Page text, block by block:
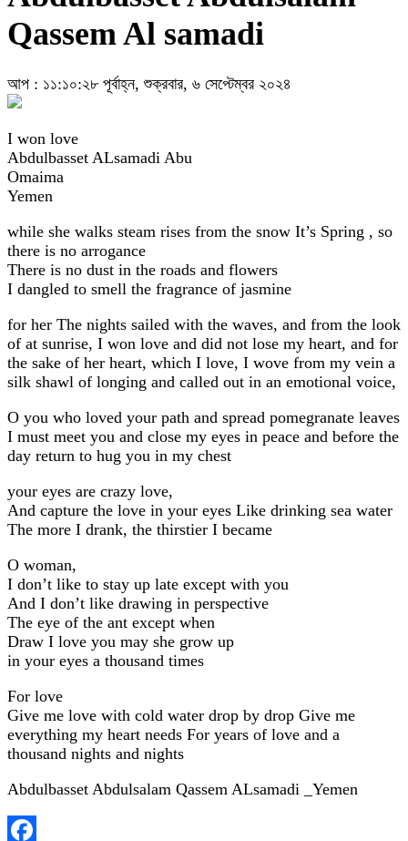
Qassem Al samadi
আপ : ১১:১০:২৮ পূর্বাহ্ন, শুক্রবার, ৬ সেপ্টেম্বর ২০২৪
I won love
Abdulbasset ALsamadi Abu
Omaima
Yemen
while she walks steam rises from the snow It’s Spring , so
there is no arrogance
There is no dust in the roads and flowers
I dangled to smell the fragrance of jasmine
for her The nights sailed with the waves, and from the look
of at sunrise, I won love and did not lose my heart, and for
the sake of her heart, which I love, I wove from my vein a
silk shawl of longing and called out in an emotional voice,
O you who loved your path and spread pomegranate leaves
I must meet you and close my eyes in peace and before the
day return to hug you in my chest
your eyes are crazy love,
And capture the love in your eyes Like drinking sea water
The more I drank, the thirstier I became
O woman,
I don’t like to stay up late except with you
And I don’t like drawing in perspective
The eye of the ant except when
Draw I love you may she grow up
in your eyes a thousand times
For love
Give me love with cold water drop by drop Give me
everything my heart needs For years of love and a
thousand nights and nights
Abdulbasset Abdulsalam Qassem ALsamadi _Yemen